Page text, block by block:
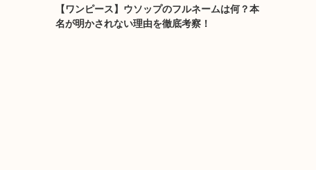
【ワンピース】ウソップのフルネームは何？本
名が明かされない理由を徹底考察！